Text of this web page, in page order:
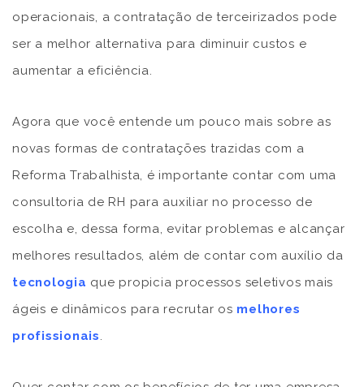
operacionais, a contratação de terceirizados pode
ser a melhor alternativa para diminuir custos e
aumentar a eficiência.
Agora que você entende um pouco mais sobre as
novas formas de contratações trazidas com a
Reforma Trabalhista, é importante contar com uma
consultoria de RH para auxiliar no processo de
escolha e, dessa forma, evitar problemas e alcançar
melhores resultados, além de contar com auxílio da
tecnologia que propicia processos seletivos mais
ágeis e dinâmicos para recrutar os melhores
profissionais.